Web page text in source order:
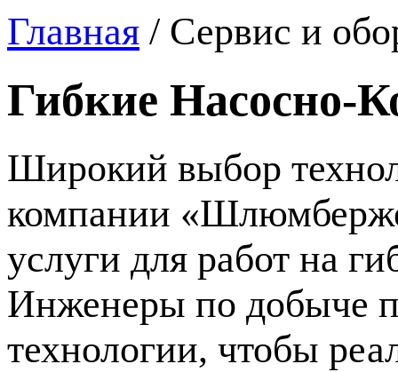
Главная / Сервис и
Гибкие Насосно-
Широкий выбор
компании
услуги для работ на
Инженеры по добыче
технологии, чтобы